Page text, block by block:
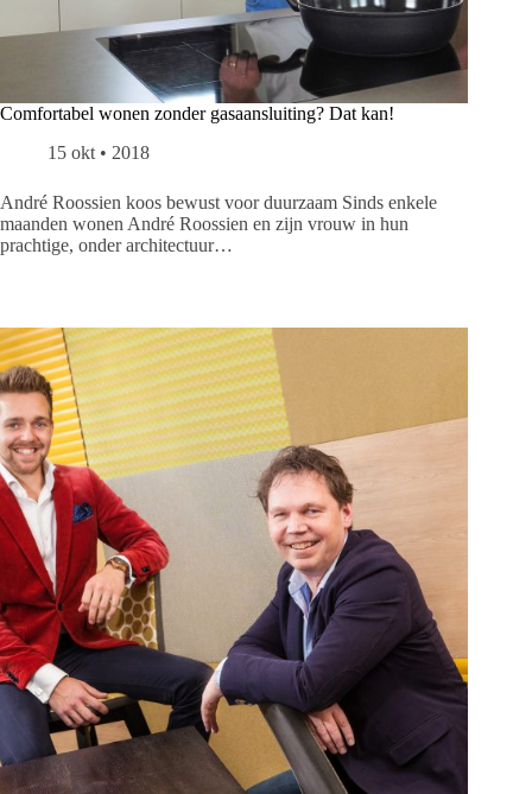
Comfortabel wonen zonder gasaansluiting? Dat kan!
15 okt • 2018
André Roossien koos bewust voor duurzaam Sinds enkele
maanden wonen André Roossien en zijn vrouw in hun
prachtige, onder architectuur…